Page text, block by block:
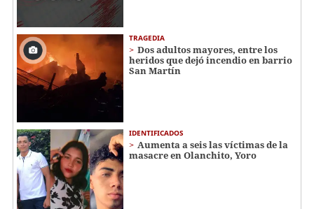
TRAGEDIA
Dos adultos mayores, entre los
heridos que dejó incendio en barrio
San Martín
IDENTIFICADOS
Aumenta a seis las víctimas de la
masacre en Olanchito, Yoro